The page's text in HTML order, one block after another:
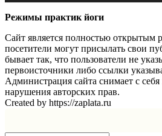
Режимы практик йоги
Сайт является полностью открытым
посетители могут присылать свои
бывает так, что пользователи не
первоисточники либо ссылки
Администрация сайта снимает с себя
нарушения авторских прав.
Created by https://zaplata.ru